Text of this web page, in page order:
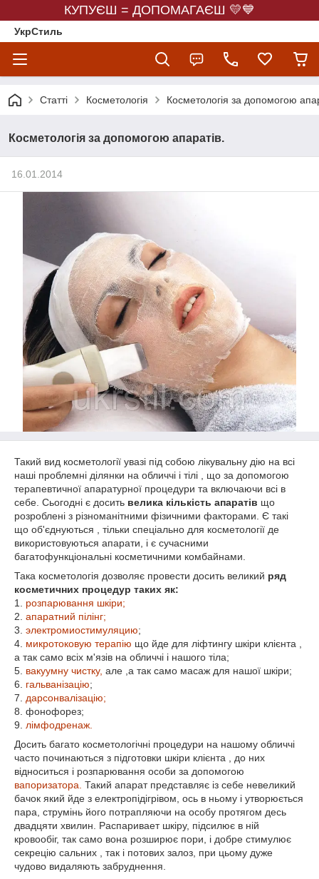
КУПУЄШ = ДОПОМАГАЄШ 💛💙
УкрСтиль
Статті Косметологія Косметологія за допомогою
Косметологія за допомогою апаратів.
16.01.2014
Такий вид косметології увазі під собою лікувальну дію на всі
наші проблемні ділянки на обличчі і тілі , що за допомогою
терапевтичної апаратурної процедури та включаючи всі в
себе. Сьогодні є досить велика кількість апаратів що
розроблені з різноманітними фізичними факторами. Є такі
що об'єднуються , тільки спеціально для косметології де
використовуються апарати, і є сучасними
багатофункціональні косметичними комбайнами.
Така косметологія дозволяє провести досить великий ряд
косметичних процедур таких як:
1. розпарювання шкіри;
2. апаратний пілінг;
3. электромиостимуляцию;
4. микротоковую терапію що йде для ліфтингу шкіри клієнта ,
а так само всіх м'язів на обличчі і нашого тіла;
5. вакуумну чистку, але ,а так само масаж для нашої шкіри;
6. гальванізацію;
7. дарсонвалізацію;
8. фонофорез;
9. лімфодренаж.
Досить багато косметологічні процедури на нашому обличчі
часто починаються з підготовки шкіри клієнта , до них
відноситься і розпарювання особи за допомогою
вапоризатора. Такий апарат представляє із себе невеликий
бачок який йде з електропідігрівом, ось в ньому і утворюється
пара, струмінь його потрапляючи на особу протягом десь
двадцяти хвилин. Распаривает шкіру, підсилює в ній
кровообіг, так само вона розширює пори, і добре стимулює
секрецію сальних , так і потових залоз, при цьому дуже
чудово видаляють забруднення.